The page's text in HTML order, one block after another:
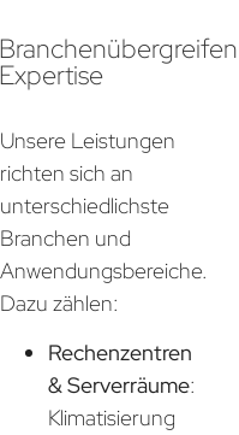
Expertise
Unsere Leistungen
richten sich an
unterschiedlichste
Branchen und
Anwendungsbereiche.
Dazu zählen:
Rechenzentren
& Serverräume:
Klimatisierung